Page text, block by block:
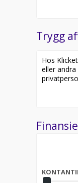
Trygg
Hos
eller